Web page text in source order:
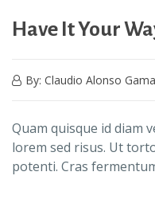
Have It Your
By: Claudio Alonso
Quam quisque id diam
lorem sed risus. Ut
potenti. Cras